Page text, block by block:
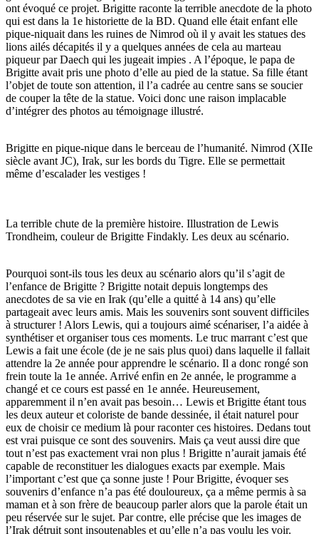
ont évoqué ce projet. Brigitte raconte la terrible anecdote de la photo
qui est dans la 1e historiette de la BD. Quand elle était enfant elle
pique-niquait dans les ruines de Nimrod où il y avait les statues des
lions ailés décapités il y a quelques années de cela au marteau
piqueur par Daech qui les jugeait impies . A l’époque, le papa de
Brigitte avait pris une photo d’elle au pied de la statue. Sa fille étant
l’objet de toute son attention, il l’a cadrée au centre sans se soucier
de couper la tête de la statue. Voici donc une raison implacable
d’intégrer des photos au témoignage illustré.
Brigitte en pique-nique dans le berceau de l’humanité. Nimrod (XIIe
siècle avant JC), Irak, sur les bords du Tigre. Elle se permettait
même d’escalader les vestiges !
La terrible chute de la première histoire. Illustration de Lewis
Trondheim, couleur de Brigitte Findakly. Les deux au scénario.
Pourquoi sont-ils tous les deux au scénario alors qu’il s’agit de
l’enfance de Brigitte ? Brigitte notait depuis longtemps des
anecdotes de sa vie en Irak (qu’elle a quitté à 14 ans) qu’elle
partageait avec leurs amis. Mais les souvenirs sont souvent difficiles
à structurer ! Alors Lewis, qui a toujours aimé scénariser, l’a aidée à
synthétiser et organiser tous ces moments. Le truc marrant c’est que
Lewis a fait une école (de je ne sais plus quoi) dans laquelle il fallait
attendre la 2e année pour apprendre le scénario. Il a donc rongé son
frein toute la 1e année. Arrivé enfin en 2e année, le programme a
changé et ce cours est passé en 1e année. Heureusement,
apparemment il n’en avait pas besoin… Lewis et Brigitte étant tous
les deux auteur et coloriste de bande dessinée, il était naturel pour
eux de choisir ce medium là pour raconter ces histoires. Dedans tout
est vrai puisque ce sont des souvenirs. Mais ça veut aussi dire que
tout n’est pas exactement vrai non plus ! Brigitte n’aurait jamais été
capable de reconstituer les dialogues exacts par exemple. Mais
l’important c’est que ça sonne juste ! Pour Brigitte, évoquer ses
souvenirs d’enfance n’a pas été douloureux, ça a même permis à sa
maman et à son frère de beaucoup parler alors que la parole était un
peu réservée sur le sujet. Par contre, elle précise que les images de
l’Irak détruit sont insoutenables et qu’elle n’a pas voulu les voir.